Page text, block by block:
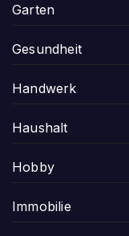
Garten
Gesundheit
Handwerk
Haushalt
Hobby
Immobilie